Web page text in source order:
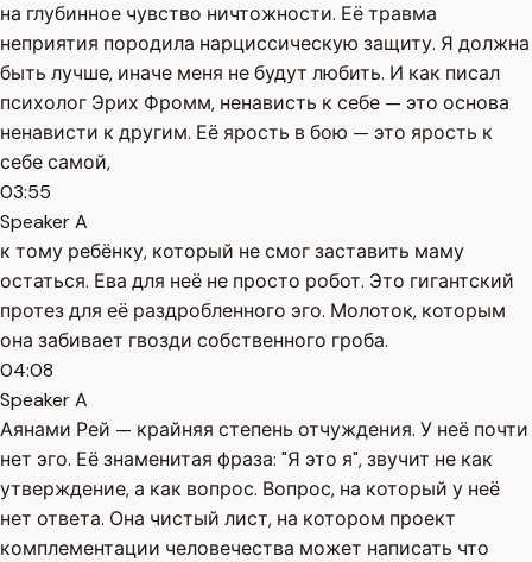
на глубинное чувство ничтожности. Её травма
неприятия породила нарциссическую защиту. Я должна
быть лучше, иначе меня не будут любить. И как писал
психолог Эрих Фромм, ненависть к себе — это основа
ненависти к другим. Её ярость в бою — это ярость к
себе самой,
03:55
Speaker A
к тому ребёнку, который не смог заставить маму
остаться. Ева для неё не просто робот. Это гигантский
протез для её раздробленного эго. Молоток, которым
она забивает гвозди собственного гроба.
04:08
Speaker A
Аянами Рей — крайняя степень отчуждения. У неё почти
нет эго. Её знаменитая фраза: "Я это я", звучит не как
утверждение, а как вопрос. Вопрос, на который у неё
нет ответа. Она чистый лист, на котором проект
комплементации человечества может написать что